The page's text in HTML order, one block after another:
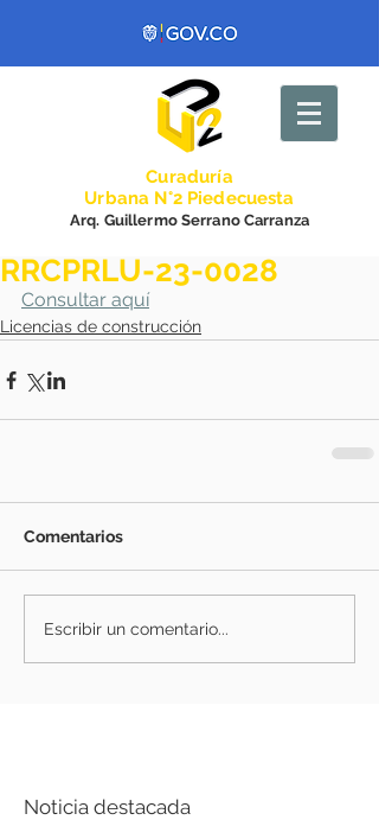
Curaduría
Urbana N°2 Piedecuesta
Arq. Guillermo Serrano Carranza
RRCPRLU-23-0028
Consultar aquí
Licencias de construcción
Comentarios
Escribir un comentario...
Noticia destacada